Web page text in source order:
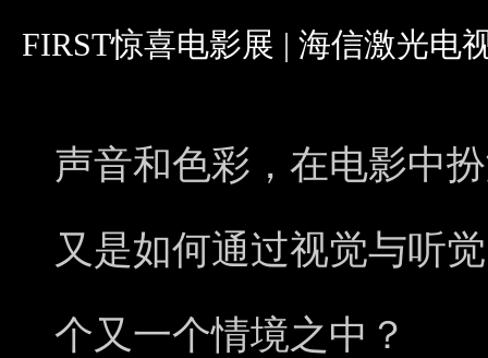
FIRST惊喜电影展 | 海信激光电
声音和色彩，在电影中
又是如何通过视觉与听
个又一个情境之中？